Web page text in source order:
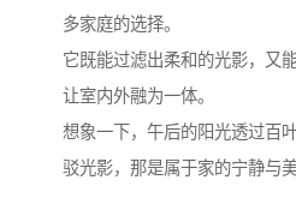
多家庭的选择。
它既能过滤出柔和的光影，又
让室内外融为一体。
想象一下，午后的阳光透过百
驳光影，那是属于家的宁静与美